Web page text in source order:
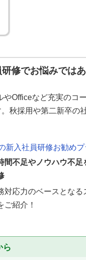
修でお悩みでは
Officeなど充実のコ
秋採用や第二新卒の
新入社員研修お勧めプ
間不足やノウハウ不足
対応力のベースとな
ご紹介！
ら